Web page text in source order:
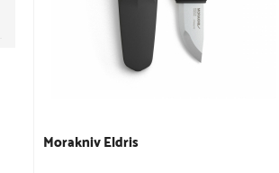
Morakniv Eldris